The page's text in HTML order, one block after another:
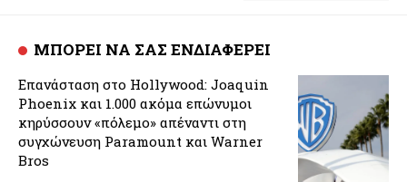
ΜΠΟΡΕΙ ΝΑ ΣΑΣ ΕΝΔΙΑΦΕΡΕΙ
Επανάσταση στο Hollywood: Joaquin
Phoenix και 1.000 ακόμα επώνυμοι
κηρύσσουν «πόλεμο» απέναντι στη
συγχώνευση Paramount και Warner
Bros